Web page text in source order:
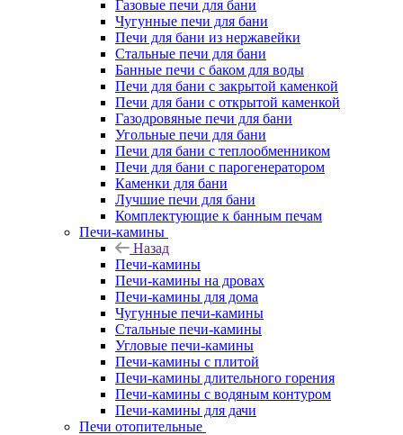
Газовые печи для бани
Чугунные печи для бани
Печи для бани из нержавейки
Стальные печи для бани
Банные печи с баком для воды
Печи для бани с закрытой каменкой
Печи для бани с открытой каменкой
Газодровяные печи для бани
Угольные печи для бани
Печи для бани с теплообменником
Печи для бани с парогенератором
Каменки для бани
Лучшие печи для бани
Комплектующие к банным печам
Печи-камины
Назад
Печи-камины
Печи-камины на дровах
Печи-камины для дома
Чугунные печи-камины
Стальные печи-камины
Угловые печи-камины
Печи-камины с плитой
Печи-камины длительного горения
Печи-камины с водяным контуром
Печи-камины для дачи
Печи отопительные